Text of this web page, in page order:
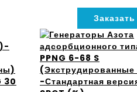
Заказать